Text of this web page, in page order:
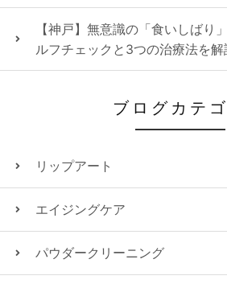
【神戸】無意識の「食いしばり
ルフチェックと3つの治療法を解
ブログカテゴ
リップアート
エイジングケア
パウダークリーニング